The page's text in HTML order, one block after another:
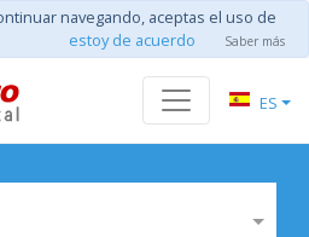
navegando, aceptas el uso de
estoy de acuerdo Saber más
ES